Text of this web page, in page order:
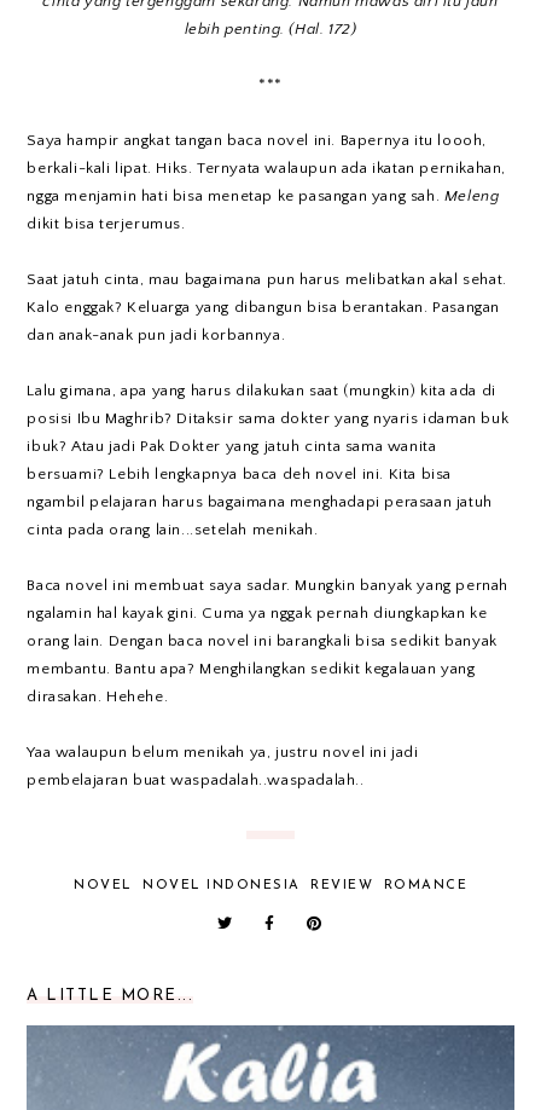
lebih penting. (Hal. 172)
***
Saya hampir angkat tangan baca novel ini. Bapernya itu loooh,
berkali-kali lipat. Hiks. Ternyata walaupun ada ikatan pernikahan,
ngga menjamin hati bisa menetap ke pasangan yang sah. Meleng
dikit bisa terjerumus.
Saat jatuh cinta, mau bagaimana pun harus melibatkan akal sehat.
Kalo enggak? Keluarga yang dibangun bisa berantakan. Pasangan
dan anak-anak pun jadi korbannya.
Lalu gimana, apa yang harus dilakukan saat (mungkin) kita ada di
posisi Ibu Maghrib? Ditaksir sama dokter yang nyaris idaman buk
ibuk? Atau jadi Pak Dokter yang jatuh cinta sama wanita
bersuami? Lebih lengkapnya baca deh novel ini. Kita bisa
ngambil pelajaran harus bagaimana menghadapi perasaan jatuh
cinta pada orang lain...setelah menikah.
Baca novel ini membuat saya sadar. Mungkin banyak yang pernah
ngalamin hal kayak gini. Cuma ya nggak pernah diungkapkan ke
orang lain. Dengan baca novel ini barangkali bisa sedikit banyak
membantu. Bantu apa? Menghilangkan sedikit kegalauan yang
dirasakan. Hehehe.
Yaa walaupun belum menikah ya, justru novel ini jadi
pembelajaran buat waspadalah..waspadalah..
NOVEL NOVEL INDONESIA REVIEW ROMANCE
A LITTLE MORE...